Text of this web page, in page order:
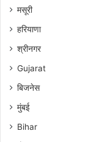
मसूरी
हरियाणा
श्रीनगर
Gujarat
बिजनेस
मुंबई
Bihar